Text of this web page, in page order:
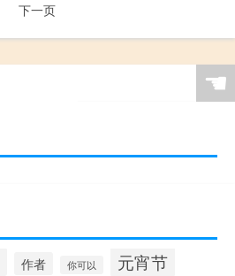
下一页
☚
作者 你可以 元宵节